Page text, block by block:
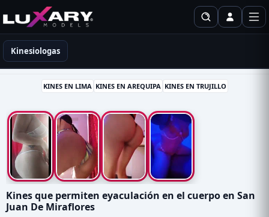
Kinesiólogas en Perú
Kinesiologas
KINES EN LIMA KINES EN AREQUIPA KINES EN TRUJILLO
Kines que permiten eyaculación en el cuerpo en San
Juan De Miraflores